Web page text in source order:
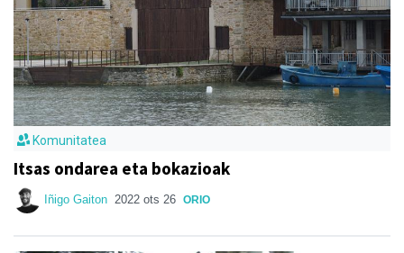
Komunitatea
Itsas ondarea eta bokazioak
Iñigo Gaiton 2022 ots 26 ORIO